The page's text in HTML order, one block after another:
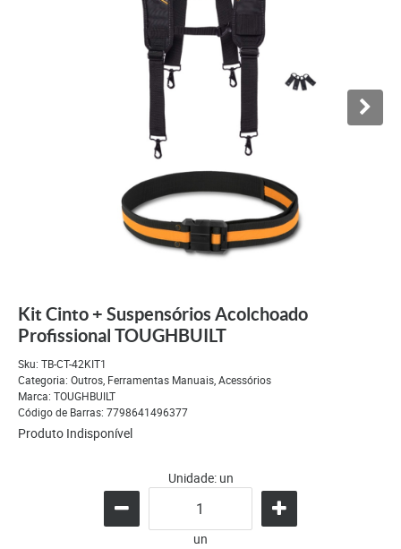
Kit Cinto + Suspensórios Acolchoado
Profissional TOUGHBUILT
Sku: TB-CT-42KIT1
Categoria: Outros, Ferramentas Manuais,Acessórios
Marca: TOUGHBUILT
Código de Barras: 7798641496377
Produto Indisponível
Unidade: un
un